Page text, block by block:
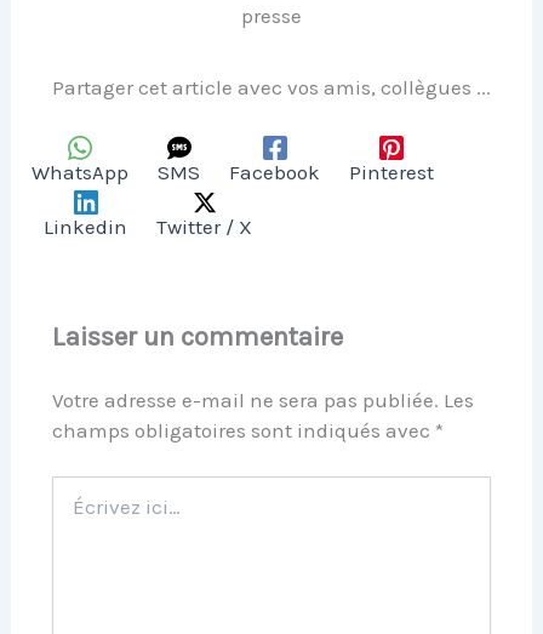
presse
Partager cet article avec vos amis, collègues ...
WhatsApp SMS Facebook Pinterest
Linkedin Twitter / X
Laisser un commentaire
Votre adresse e-mail ne sera pas publiée. Les
champs obligatoires sont indiqués avec *
ici…